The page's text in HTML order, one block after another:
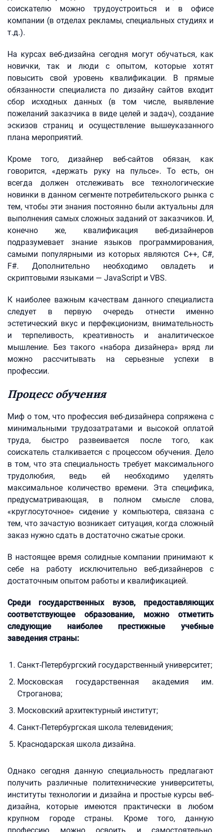
соискателю можно трудоустроиться и в офисе
компании (в отделах рекламы, специальных студиях и
т.д.).
На курсах веб-дизайна сегодня могут обучаться, как
новички, так и люди с опытом, которые хотят
повысить свой уровень квалификации. В прямые
обязанности специалиста по дизайну сайтов входит
сбор исходных данных (в том числе, выявление
пожеланий заказчика в виде целей и задач), создание
эскизов страниц и осуществление вышеуказанного
плана мероприятий.
Кроме того, дизайнер веб-сайтов обязан, как
говорится, «держать руку на пульсе». То есть, он
всегда должен отслеживать все технологические
новинки в данном сегменте потребительского рынка с
тем, чтобы эти знания постоянно были актуальны для
выполнения самых сложных заданий от заказчиков. И,
конечно же, квалификация веб-дизайнеров
подразумевает знание языков программирования,
самыми популярными из которых являются C++, C#,
F#. Дополнительно необходимо овладеть и
скриптовыми языками — JavaScript и VBS.
К наиболее важным качествам данного специалиста
следует в первую очередь отнести именно
эстетический вкус и перфекционизм, внимательность
и терпеливость, креативность и аналитическое
мышление. Без такого «набора дизайнера» вряд ли
можно рассчитывать на серьезные успехи в
профессии.
Процесс обучения
Миф о том, что профессия веб-дизайнера сопряжена с
минимальными трудозатратами и высокой оплатой
труда, быстро развеивается после того, как
соискатель сталкивается с процессом обучения. Дело
в том, что эта специальность требует максимального
трудолюбия, ведь ей необходимо уделять
максимальное количество времени. Эта специфика,
предусматривающая, в полном смысле слова,
«круглосуточное» сидение у компьютера, связана с
тем, что зачастую возникает ситуация, когда сложный
заказ нужно сдать в достаточно сжатые сроки.
В настоящее время солидные компании принимают к
себе на работу исключительно веб-дизайнеров с
достаточным опытом работы и квалификацией.
Среди государственных вузов, предоставляющих
соответствующее образование, можно отметить
следующие наиболее престижные учебные
заведения страны:
Санкт-Петербургский государственный университет;
Московская государственная академия им.
Строганова;
Московский архитектурный институт;
Санкт-Петербургская школа телевидения;
Краснодарская школа дизайна.
Однако сегодня данную специальность предлагают
получить различные политехнические университеты,
институты технологии и дизайна и простые курсы веб-
дизайна, которые имеются практически в любом
крупном городе страны. Кроме того, данную